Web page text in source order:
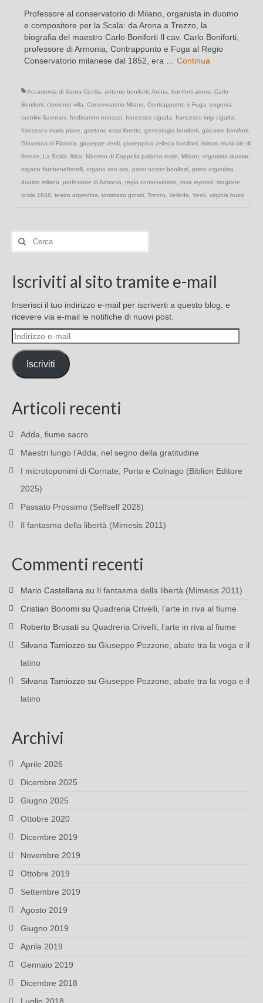
Professore al conservatorio di Milano, organista in duomo
e compositore per la Scala: da Arona a Trezzo, la
biografia del maestro Carlo Boniforti Il cav. Carlo Boniforti,
professore di Armonia, Contrappunto e Fuga al Regio
Conservatorio milanese dal 1852, era … Continua
Accademia di Santa Cecilia antonio boniforti Arona boniforti arona
Carlo
Boniforti clemente villa Conservatorio Milano Contrappunto e Fuga
eugenia
tadolini Savorani ferdinando bonazzi francesco cigada francesco luigi cigada
francesco maria piave
gaetano rossi libretto genealogia boniforti giacomo boniforti
Giovanna di Fiandra
giuseppe verdi giuseppina velleda boniforti istituto musicale di
firenze
La Scala lirica Maestro di Cappella palazzo reale Milano organista duomo
organo fatebenefratelli organo san siro pater noster boniforti primo organista
duomo milano
professore di Armonia regio conservatorio rosa repossi stagione
scala 1848
teatro argentina tommaso grossi Trezzo Velleda Verdi virginia bussi
Cerca:
Iscriviti al sito tramite e-mail
Inserisci il tuo indirizzo e-mail per iscriverti a questo blog, e
ricevere via e-mail le notifiche di nuovi post.
Indirizzo
e-
mail
Iscriviti
Articoli recenti
Adda, fiume sacro
Maestri lungo l’Adda, nel segno della gratitudine
I microtoponimi di Cornate, Porto e Colnago (Biblion Editore
2025)
Passato Prossimo (Selfself 2025)
Il fantasma della libertà (Mimesis 2011)
Commenti recenti
Mario Castellana su Il fantasma della libertà (Mimesis 2011)
Cristian Bonomi su Quadreria Crivelli, l’arte in riva al fiume
Roberto Brusati su Quadreria Crivelli, l’arte in riva al fiume
Silvana Tamiozzo su Giuseppe Pozzone, abate tra la voga e il
latino
Silvana Tamiozzo su Giuseppe Pozzone, abate tra la voga e il
latino
Archivi
Aprile 2026
Dicembre 2025
Giugno 2025
Ottobre 2020
Dicembre 2019
Novembre 2019
Ottobre 2019
Settembre 2019
Agosto 2019
Giugno 2019
Aprile 2019
Gennaio 2019
Dicembre 2018